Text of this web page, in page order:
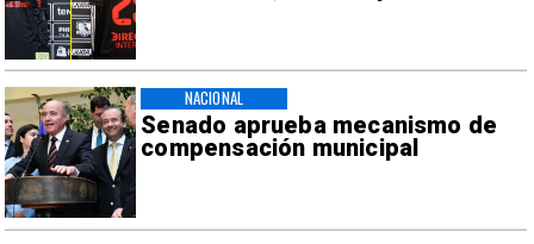
Senado aprueba mecanismo de
compensación municipal
NACIONAL